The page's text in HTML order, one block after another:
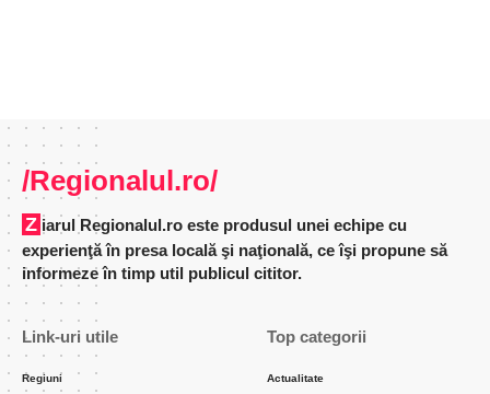
/Regionalul.ro/
Ziarul Regionalul.ro este produsul unei echipe cu
experienţă în presa locală şi naţională, ce îşi propune să
informeze în timp util publicul cititor.
Link-uri utile
Regiuni
Top categorii
Actualitate